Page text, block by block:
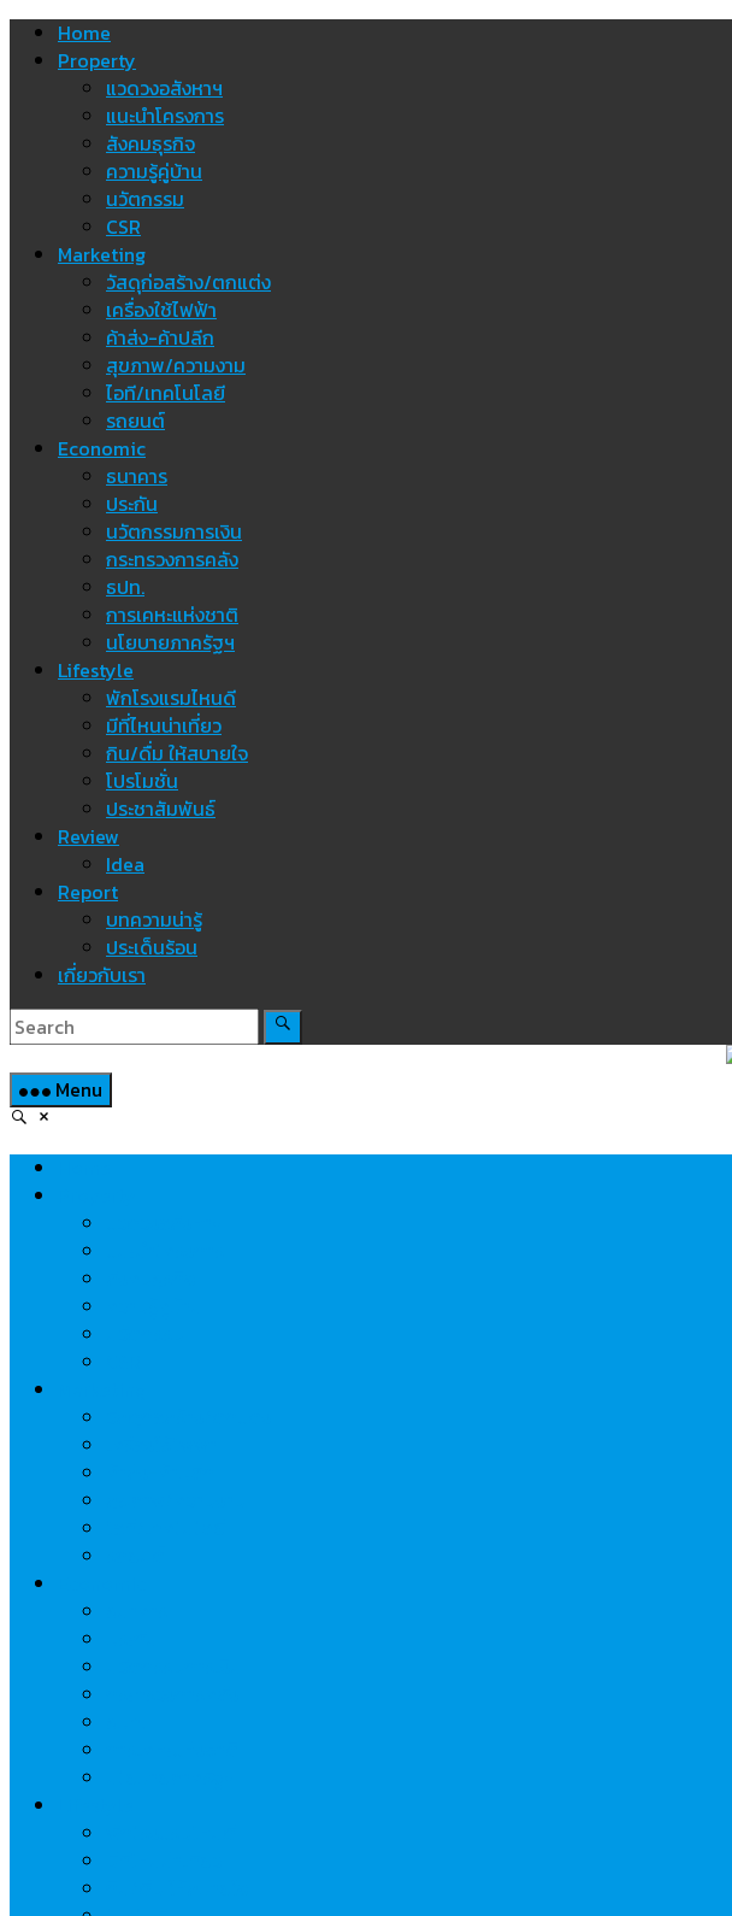
Skip Home
Property
แวดวงอสังหาฯ
แนะนำโครงการ
สังคมธุรกิจ
ความรู้คู่บ้าน
นวัตกรรม
CSR
Marketing
วัสดุก่อสร้าง/ตกแต่ง
เครื่องใช้ไฟฟ้า
ค้าส่ง-ค้าปลีก
สุขภาพ/ความงาม
ไอที/เทคโนโลยี
รถยนต์
Economic
ธนาคาร
ประกัน
นวัตกรรมการเงิน
กระทรวงการคลัง
ธปท.
การเคหะแห่งชาติ
นโยบายภาครัฐฯ
Lifestyle
พักโรงแรมไหนดี
มีที่ไหนน่าเที่ยว
กิน/ดื่ม ให้สบายใจ
โปรโมชั่น
ประชาสัมพันธ์
Review
Idea
Report
บทความน่ารู้
ประเด็นร้อน
เกี่ยวกับเรา
Menu